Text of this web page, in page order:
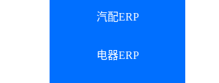
汽配ERP
电器ERP